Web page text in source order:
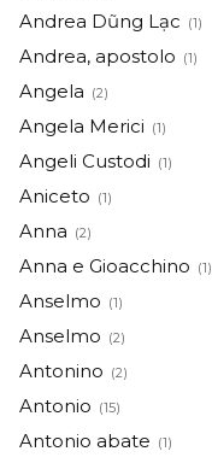
Andrea Dũng Lạc (1)
Andrea, apostolo (1)
Angela (2)
Angela Merici (1)
Angeli Custodi (1)
Aniceto (1)
Anna (2)
Anna e Gioacchino (1)
Anselmo (1)
Anselmo (2)
Antonino (2)
Antonio (15)
Antonio abate (1)